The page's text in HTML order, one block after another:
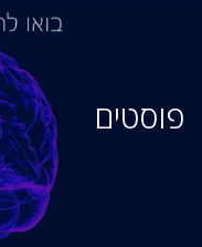
פוסטים